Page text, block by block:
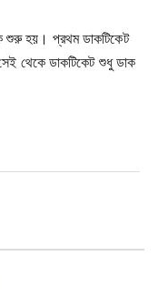
শুরু হয়। প্রথম ডাকটিকেট
থেকে ডাকটিকেট শুধু ডাক